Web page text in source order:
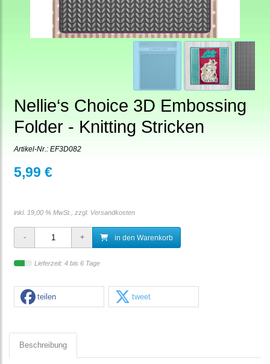
Nellie‘s Choice 3D Embossing
Folder - Knitting Stricken
Artikel-Nr.: EF3D082
5,99 €
inkl. 19,00 % MwSt., zzgl. Versandkosten
in den Warenkorb
Lieferzeit: 4 bis 6 Tage
teilen tweet
Beschreibung